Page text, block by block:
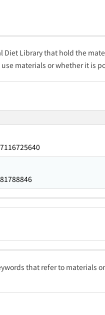
Diet Library that hold the
materials or whether it is
7116725640
81788846
that refer to materials